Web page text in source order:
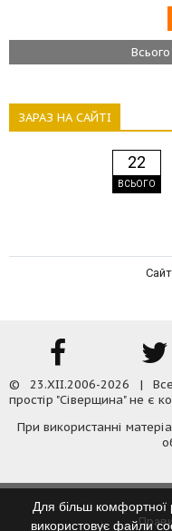
ЗАРАЗ НА САЙТІ
22
ВСЬОГО
Сайт
© 23.XII.2006-2026 |
простір "Сіверщина" не є
При використанні
Для більш комфортної
використовує файли